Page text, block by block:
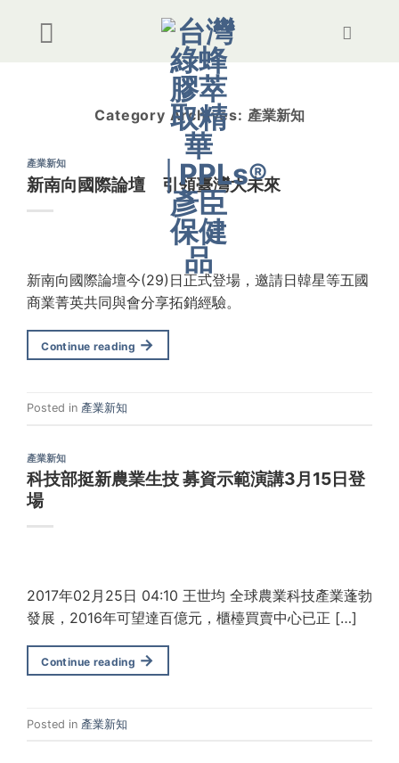
Category Archives: 產業新知
產業新知
新南向國際論壇 引領臺灣大未來
新南向國際論壇今(29)日正式登場，邀請日韓星等五國
商業菁英共同與會分享拓銷經驗。
Continue reading →
Posted in 產業新知
產業新知
科技部挺新農業生技 募資示範演講3月15日登
場
2017年02月25日 04:10 王世均 全球農業科技產業蓬勃
發展，2016年可望達百億元，櫃檯買賣中心已正 […]
Continue reading →
Posted in 產業新知